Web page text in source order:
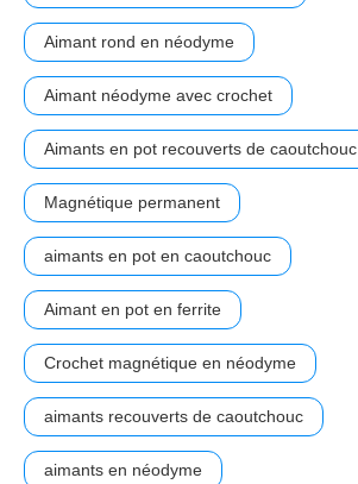
Aimant rond en néodyme
Aimant néodyme avec crochet
Aimants en pot recouverts de caoutchouc
Magnétique permanent
aimants en pot en caoutchouc
Aimant en pot en ferrite
Crochet magnétique en néodyme
aimants recouverts de caoutchouc
aimants en néodyme